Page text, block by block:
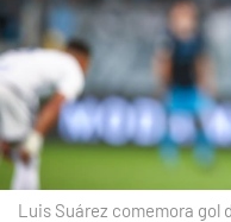
Luis Suárez comemora gol